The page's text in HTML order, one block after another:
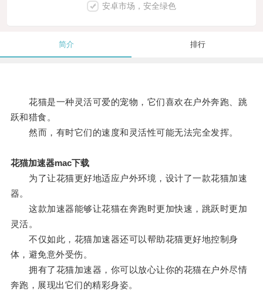
安卓市场，安全绿色
简介 排行
花猫是一种灵活可爱的宠物，它们喜欢在户外奔跑、跳
跃和猎食。
然而，有时它们的速度和灵活性可能无法完全发挥。
花猫加速器mac下载
为了让花猫更好地适应户外环境，设计了一款花猫加速
器。
这款加速器能够让花猫在奔跑时更加快速，跳跃时更加
灵活。
不仅如此，花猫加速器还可以帮助花猫更好地控制身
体，避免意外受伤。
拥有了花猫加速器，你可以放心让你的花猫在户外尽情
奔跑，展现出它们的精彩身姿。